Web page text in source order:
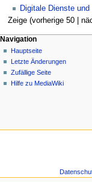
Digitale Dienste und
Zeige (vorherige 50|
N
a
v
i
Seitenaktionen
Seite
Diskussion
Lesen
Quelltext
Meine Werkzeuge
Deutsch
Anmelden
Benutzerkonto
beantragen
Navigation
Hauptseite
Letzte Änderungen
Zufällige Seite
Hilfe zu MediaWiki
Navigation